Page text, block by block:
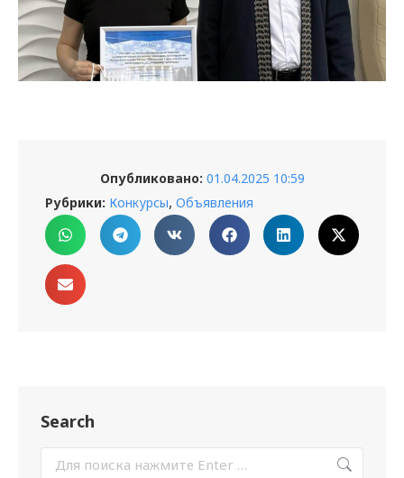
Опубликовано: 01.04.2025 10:59
Рубрики: Конкурсы, Объявления
Search